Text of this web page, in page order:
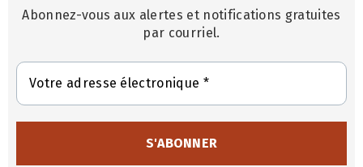
Abonnez-vous aux alertes et notifications gratuites
par courriel.